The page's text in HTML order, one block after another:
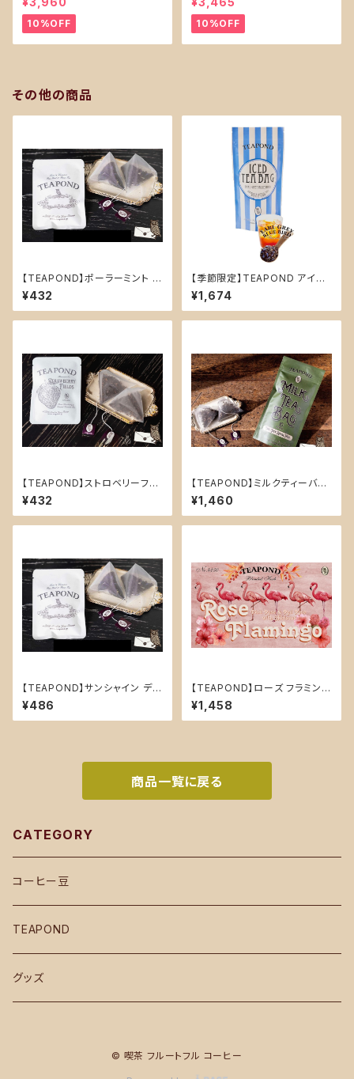
イズ）ホワイト tシャツ
10%OFF
シャツ Lサイズ
10%OFF
その他の商品
【TEAPOND】ポーラーミント テ
ィーバッグ2個入り
¥432
【季節限定】TEAPOND アイス
ティーバッグ スタンドアルミ入り
単品 ティーバッグ7個入り (アー
ルグレイ ブルーバード)
¥1,674
【TEAPOND】ストロベリーフィ
ールズ デザイン袋入り ティーバ
ッグ2個入り
¥432
【TEAPOND】ミルクティーバッ
グ スタンドバック 10個入(アー
ルグレイロイヤルミルク)
¥1,460
【TEAPOND】サンシャイン デイ
ズ (フルーツティー)ティーバッグ
2個入り
¥486
【TEAPOND】ローズ フラミンゴ
(ハーブティ)
¥1,458
商品一覧に戻る
CATEGORY
コーヒー豆
TEAPOND
グッズ
© 喫茶 フルートフル コーヒー